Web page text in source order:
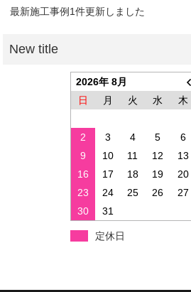
最新施工事例1件更新しました
2026年 8月
日
月 火 水 木
2
3 4 5 6
9
10 11 12 13
16
17 18 19 20
23
24 25 26 27
30
31
定休日